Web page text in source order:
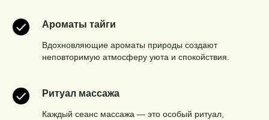
Ароматы тайги
Вдохновляющие ароматы природы создают
неповторимую атмосферу уюта и спокойствия.
Ритуал массажа
Каждый сеанс массажа — это особый ритуал,